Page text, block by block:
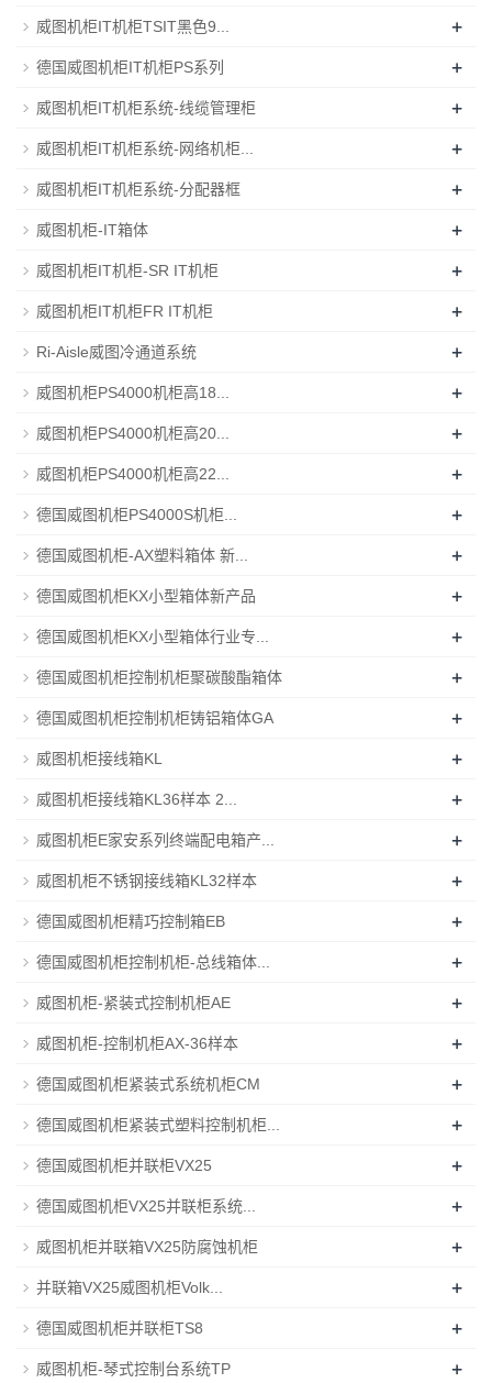
威图机柜IT机柜TSIT黑色9... +
德国威图机柜IT机柜PS系列 +
威图机柜IT机柜系统-线缆管理柜 +
威图机柜IT机柜系统-网络机柜... +
威图机柜IT机柜系统-分配器框 +
威图机柜-IT箱体 +
威图机柜IT机柜-SR IT机柜 +
威图机柜IT机柜FR IT机柜 +
Ri-Aisle威图冷通道系统 +
威图机柜PS4000机柜高18... +
威图机柜PS4000机柜高20... +
威图机柜PS4000机柜高22... +
德国威图机柜PS4000S机柜... +
德国威图机柜-AX塑料箱体 新... +
德国威图机柜KX小型箱体新产品 +
德国威图机柜KX小型箱体行业专... +
德国威图机柜控制机柜聚碳酸酯箱体 +
德国威图机柜控制机柜铸铝箱体GA +
威图机柜接线箱KL +
威图机柜接线箱KL36样本 2... +
威图机柜E家安系列终端配电箱产... +
威图机柜不锈钢接线箱KL32样本 +
德国威图机柜精巧控制箱EB +
德国威图机柜控制机柜-总线箱体... +
威图机柜-紧装式控制机柜AE +
威图机柜-控制机柜AX-36样本 +
德国威图机柜紧装式系统机柜CM +
德国威图机柜紧装式塑料控制机柜... +
德国威图机柜并联柜VX25 +
德国威图机柜VX25并联柜系统... +
威图机柜并联箱VX25防腐蚀机柜 +
并联箱VX25威图机柜Volk... +
德国威图机柜并联柜TS8 +
威图机柜-琴式控制台系统TP +